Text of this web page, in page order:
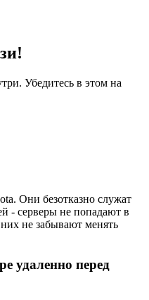
Убедитесь в этом на
Они безотказно служат
- серверы не попадают в
не забывают менять
удаленно перед